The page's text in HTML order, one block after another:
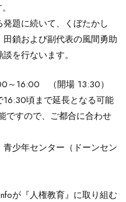
題に続いて、くぼたかし
鎖および副代表の風間勇助
を行ないます。
～16:00 （開場 13:30）
頃まで延長となる可能
ですので、ご都合に合わせ
青少年センター（ドーンセン
が『人権教育』に取り組む